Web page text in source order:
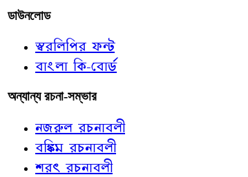
ডাউনলোড
স্বরলিপির ফন্ট
বাংলা কি-বোর্ড
অন্যান্য রচনা-সম্ভার
নজরুল রচনাবলী
বঙ্কিম রচনাবলী
শরৎ রচনাবলী